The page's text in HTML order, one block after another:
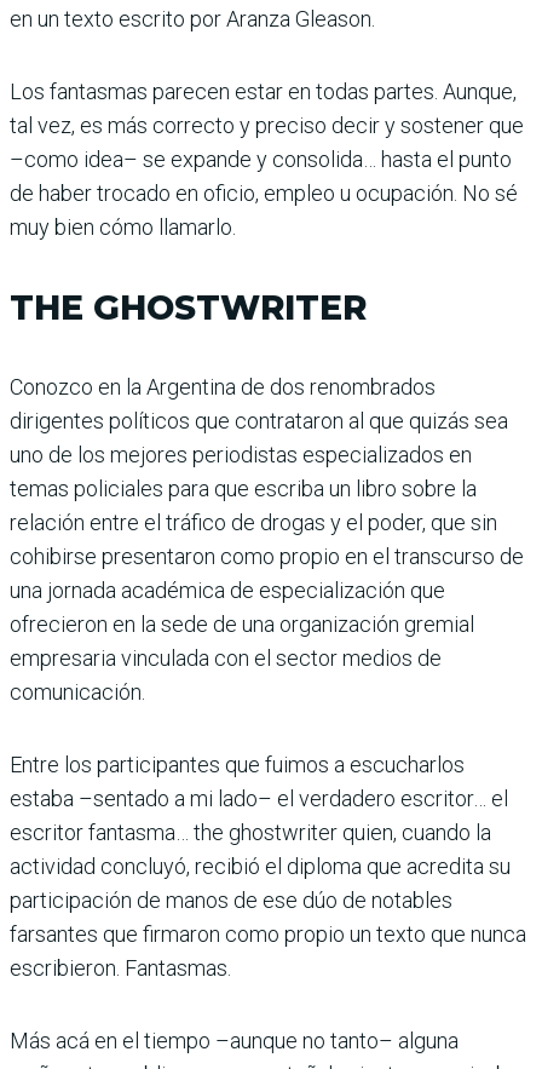
en un texto escrito por Aranza Gleason.
Los fantasmas parecen estar en todas partes. Aunque,
tal vez, es más correcto y preciso decir y sostener que
–como idea– se expande y conso­lida… hasta el punto
de haber trocado en oficio, empleo u ocupación. No sé
muy bien cómo llamarlo.
THE GHOSTWRITER
Conozco en la Argentina de dos renombra­dos
dirigentes políticos que contrataron al que quizás sea
uno de los mejores periodis­tas especializados en
temas policiales para que escriba un libro sobre la
relación entre el tráfico de drogas y el poder, que sin
cohibirse presentaron como propio en el transcurso de
una jor­nada académica de especia­lización que
ofrecieron en la sede de una organización gremial
empresaria vincu­lada con el sector medios de
comunicación.
Entre los partici­pantes que fuimos a escucharlos
estaba –sen­tado a mi lado– el verdadero escritor… el
escritor fan­tasma… the ghostwriter quien, cuando la
actividad concluyó, reci­bió el diploma que acredita su
participación de manos de ese dúo de notables
farsantes que firmaron como propio un texto que nunca
escribieron. Fantasmas.
Más acá en el tiempo –aunque no tanto– alguna